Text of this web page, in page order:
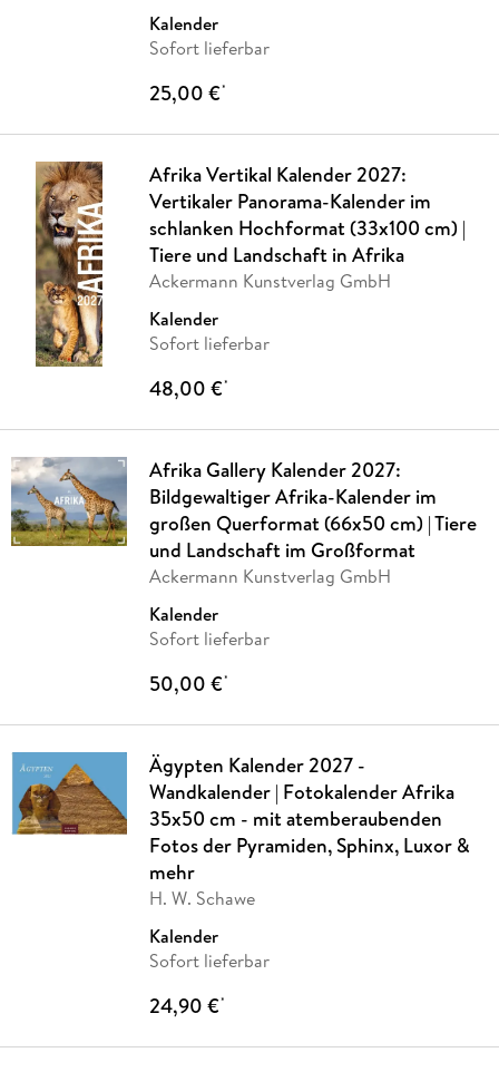
Kalender
Sofort lieferbar
25,00 €*
Afrika Vertikal Kalender 2027:
Vertikaler Panorama-Kalender im
schlanken Hochformat (33x100 cm) |
Tiere und Landschaft in Afrika
Ackermann Kunstverlag GmbH
Kalender
Sofort lieferbar
48,00 €*
Afrika Gallery Kalender 2027:
Bildgewaltiger Afrika-Kalender im
großen Querformat (66x50 cm) | Tiere
und Landschaft im Großformat
Ackermann Kunstverlag GmbH
Kalender
Sofort lieferbar
50,00 €*
Ägypten Kalender 2027 -
Wandkalender | Fotokalender Afrika
35x50 cm - mit atemberaubenden
Fotos der Pyramiden, Sphinx, Luxor &
mehr
H. W. Schawe
Kalender
Sofort lieferbar
24,90 €*